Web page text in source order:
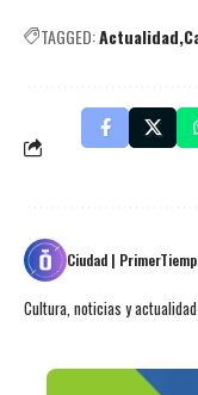
TAGGED:Actualidad
Ciudad |
Cultura, noticias y actualidad